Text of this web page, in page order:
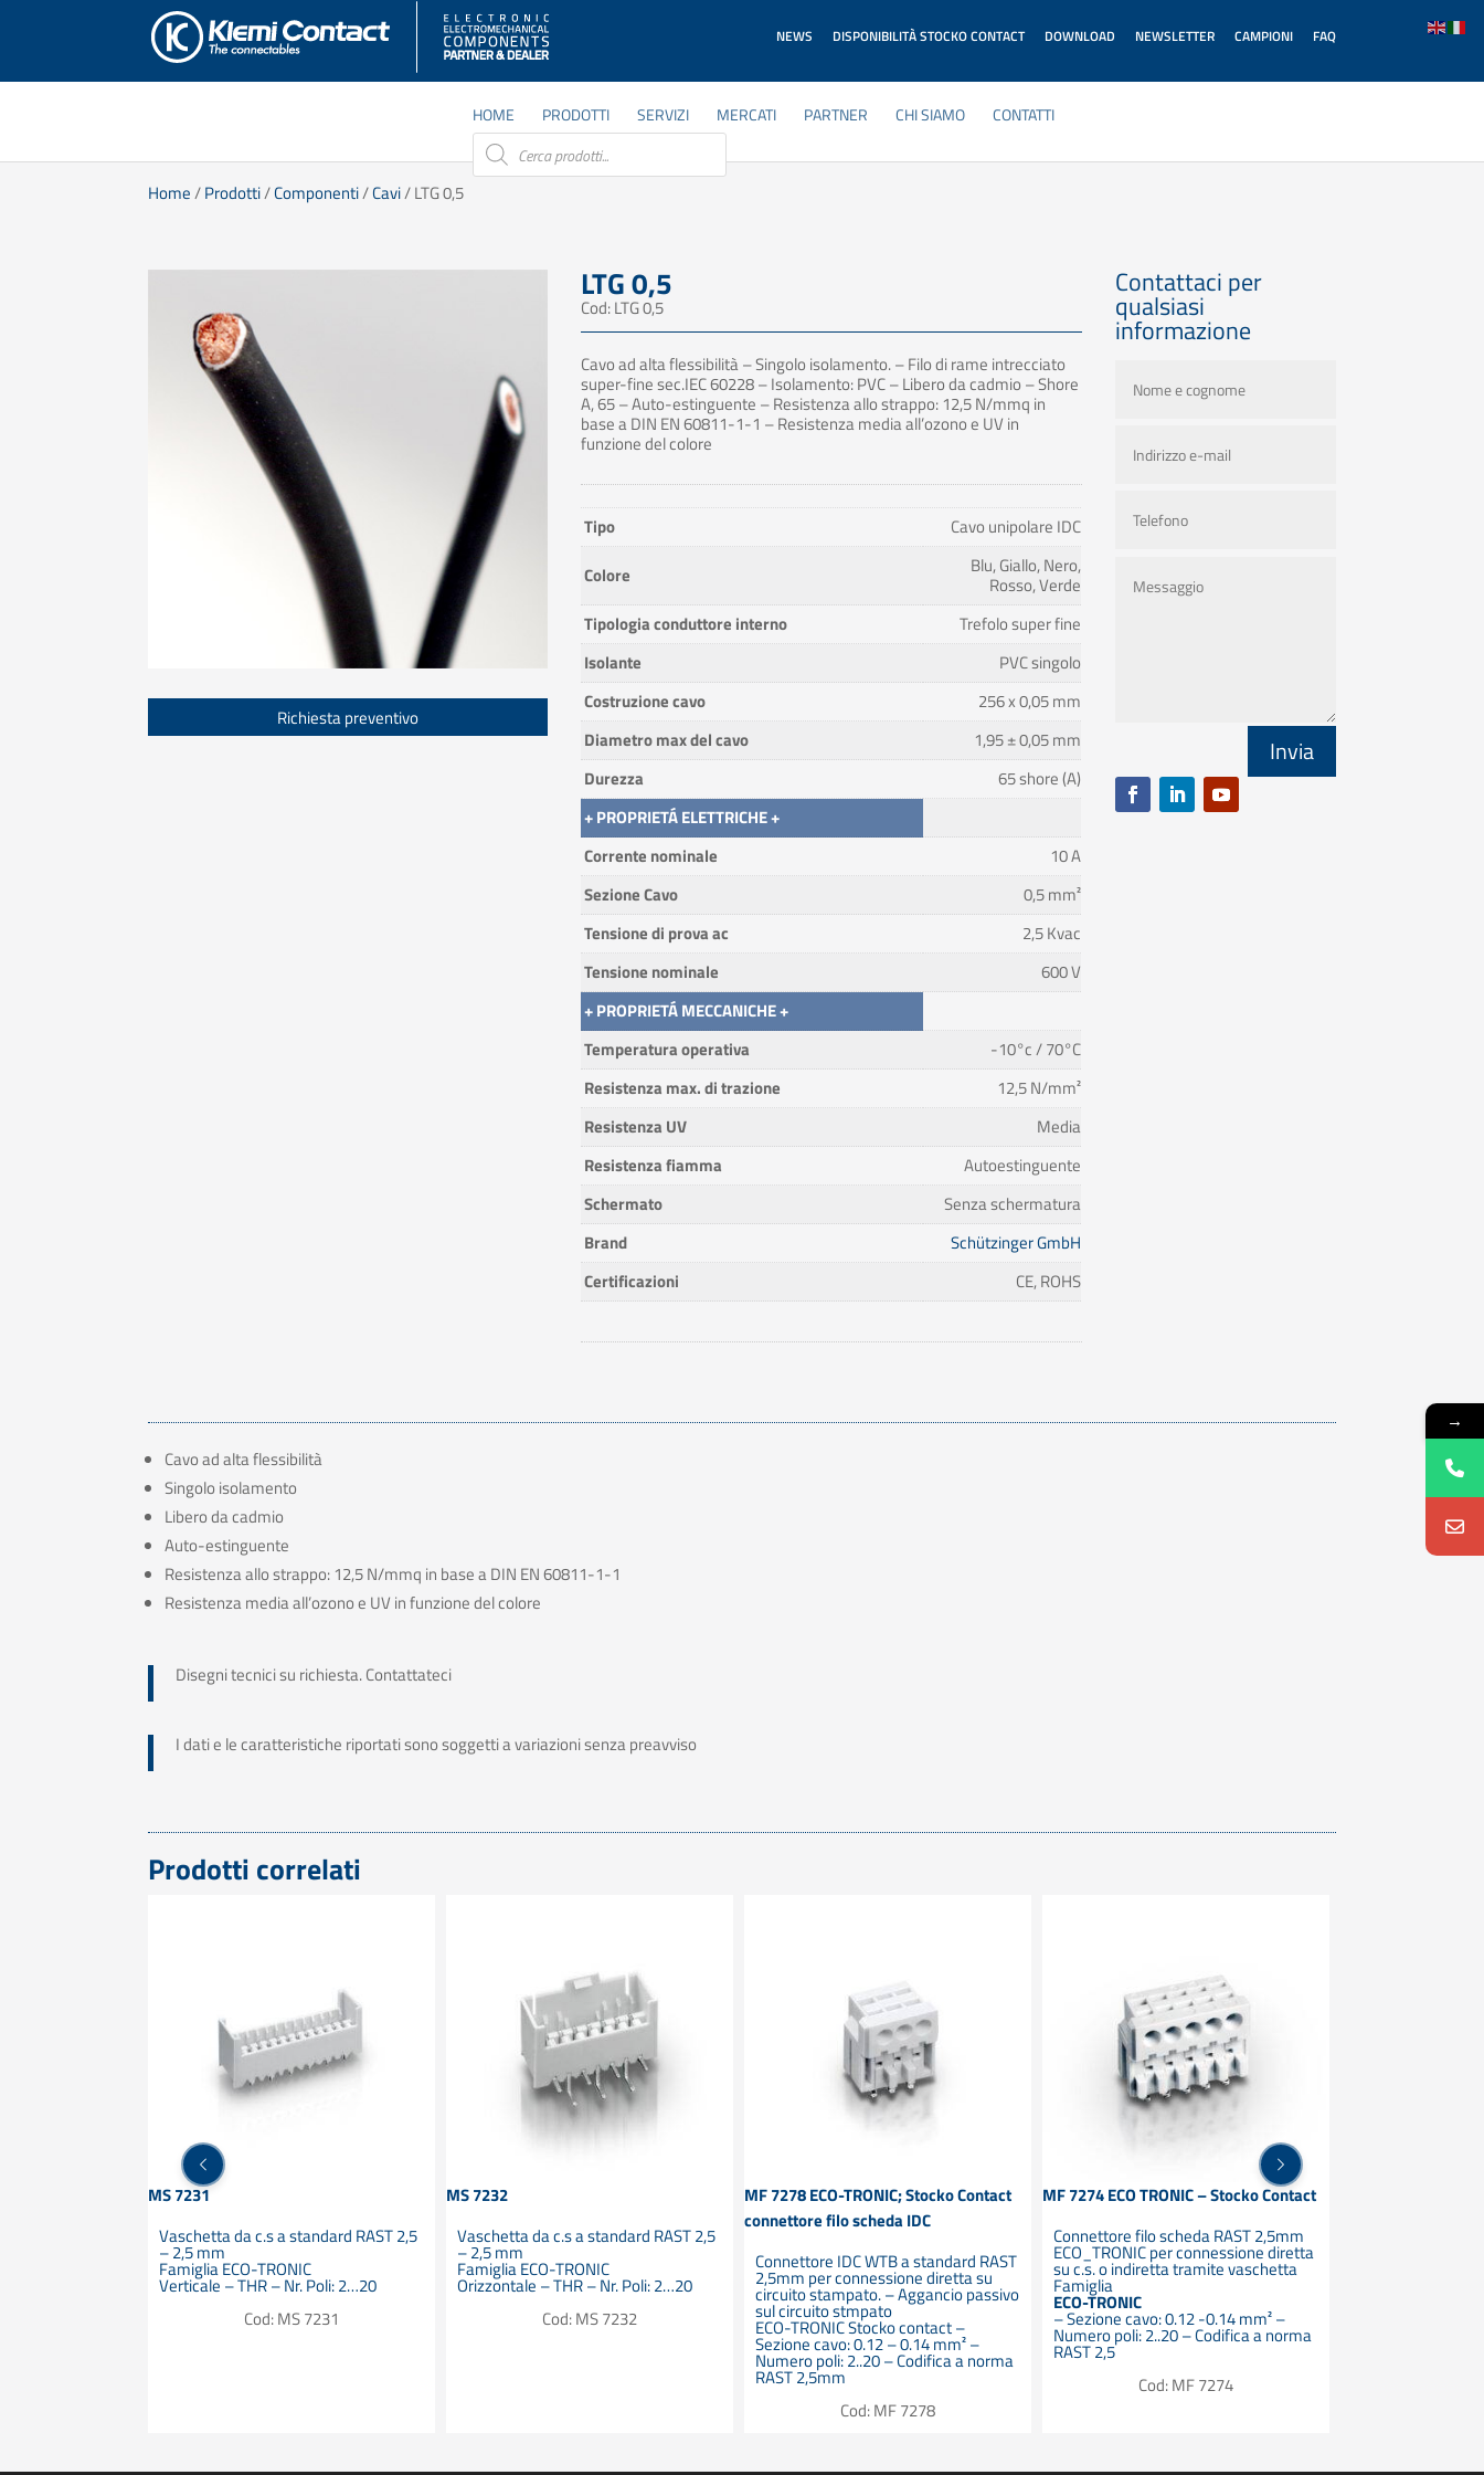
NEWS DISPONIBILITÀ STOCKO CONTACT DOWNLOAD NEWSLETTER CAMPIONI FAQ
HOME PRODOTTI SERVIZI MERCATI PARTNER CHI SIAMO
CONTATTI
Products
search
Home/Prodotti/Componenti/Cavi/ LTG 0,5
Richiesta preventivo
LTG 0,5
Cod: LTG 0,5
Cavo ad alta flessibilità – Singolo isolamento. – Filo di rame intrecciato
super-fine sec.IEC 60228 – Isolamento: PVC – Libero da cadmio – Shore
A, 65 – Auto-estinguente – Resistenza allo strappo: 12,5 N/mmq in
base a DIN EN 60811-1-1 – Resistenza media all’ozono e UV in
funzione del colore
Tipo
Cavo unipolare IDC
Colore
Blu, Giallo, Nero,
Rosso, Verde
Tipologia conduttore interno
Trefolo super fine
Isolante
PVC singolo
Costruzione cavo
256 x 0,05 mm
Diametro max del cavo
1,95 ± 0,05 mm
Durezza
65 shore (A)
+ PROPRIETÁ ELETTRICHE +
Corrente nominale
10 A
Sezione Cavo
0,5 mm²
Tensione di prova ac
2,5 Kvac
Tensione nominale
600 V
+ PROPRIETÁ MECCANICHE +
Temperatura operativa
-10°c / 70°C
Resistenza max. di trazione
12,5 N/mm²
Resistenza UV
Media
Resistenza fiamma
Autoestinguente
Schermato
Senza schermatura
Brand
Schützinger GmbH
Certificazioni
CE, ROHS
Contattaci per
qualsiasi
informazione
Invia
Cavo ad alta flessibilità
Singolo isolamento
Libero da cadmio
Auto-estinguente
Resistenza allo strappo: 12,5 N/mmq in base a DIN EN 60811-1-1
Resistenza media all’ozono e UV in funzione del colore
Disegni tecnici su richiesta. Contattateci
I dati e le caratteristiche riportati sono soggetti a variazioni senza preavviso
Prodotti correlati
MS 7231
Vaschetta da c.s a standard RAST 2,5
– 2,5 mm
Famiglia ECO-TRONIC
Verticale – THR – Nr. Poli: 2…20
Cod: MS 7231
MS 7232
Vaschetta da c.s a standard RAST 2,5
– 2,5 mm
Famiglia ECO-TRONIC
Orizzontale – THR – Nr. Poli: 2…20
Cod: MS 7232
MF 7278 ECO-TRONIC; Stocko Contact
connettore filo scheda IDC
Connettore IDC WTB a standard RAST
2,5mm per connessione diretta su
circuito stampato. – Aggancio passivo
sul circuito stmpato
ECO-TRONIC Stocko contact –
Sezione cavo: 0.12 – 0.14 mm² –
Numero poli: 2..20 – Codifica a norma
RAST 2,5mm
Cod: MF 7278
MF 7274 ECO TRONIC – Stocko Contact
Connettore filo scheda RAST 2,5mm
ECO_TRONIC per connessione diretta
su c.s. o indiretta tramite vaschetta
Famiglia
ECO-TRONIC
– Sezione cavo: 0.12 -0.14 mm² –
Numero poli: 2..20 – Codifica a norma
RAST 2,5
Cod: MF 7274
→